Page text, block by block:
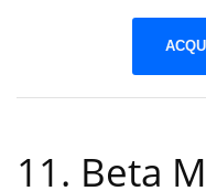
11. Beta